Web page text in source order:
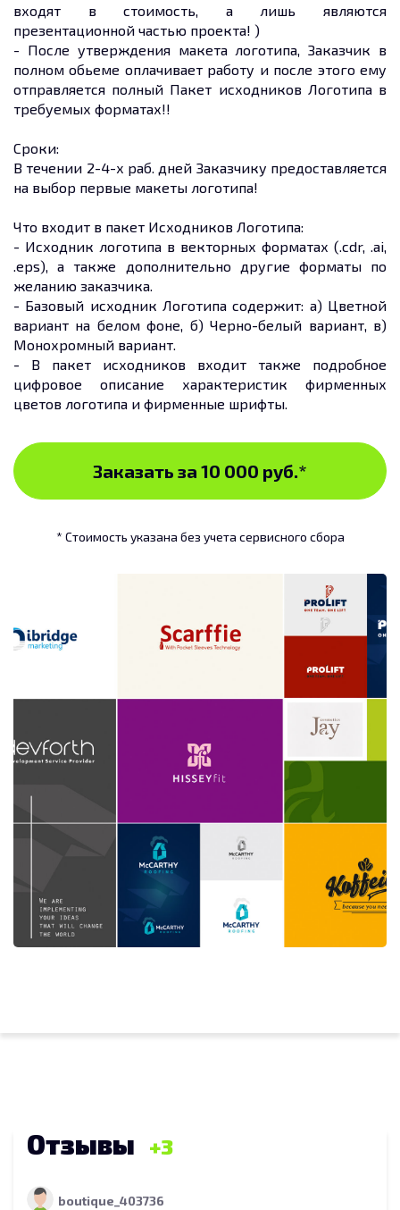
входят в стоимость, а лишь являются
презентационной частью проекта! )
- После утверждения макета логотипа, Заказчик в
полном обьеме оплачивает работу и после этого ему
отправляется полный Пакет исходников Логотипа в
требуемых форматах!!
Сроки:
В течении 2-4-х раб. дней Заказчику предоставляется
на выбор первые макеты логотипа!
Что входит в пакет Исходников Логотипа:
- Исходник логотипа в векторных форматах (.cdr, .ai,
.eps), а также дополнительно другие форматы по
желанию заказчика.
- Базовый исходник Логотипа содержит: а) Цветной
вариант на белом фоне, б) Черно-белый вариант, в)
Монохромный вариант.
- В пакет исходников входит также подробное
цифровое описание характеристик фирменных
цветов логотипа и фирменные шрифты.
Заказать за 10 000 руб.*
* Стоимость указана без учета сервисного сбора
Отзывы 3
boutique_403736